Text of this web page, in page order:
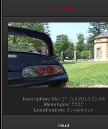
vmax330
Inscription:Mer 17 Juil 2013 21:44
Messages: 5565
Localisation: Guyancourt
Haut